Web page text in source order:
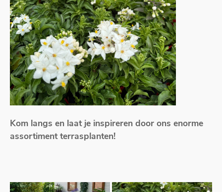
Kom langs en laat je inspireren door ons enorme
assortiment terrasplanten!